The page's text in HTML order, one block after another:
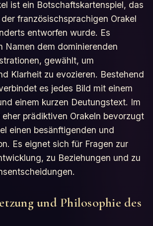
ist ein Botschaftskartenspiel, das
französischsprachigen Orakel
entworfen wurde. Es
Namen dem dominierenden
gewählt, um
Klarheit zu evozieren. Bestehend
es jedes Bild mit einem
einem kurzen Deutungstext. Im
prädiktiven Orakeln bevorzugt
einen besänftigenden und
Es eignet sich für Fragen zur
zu Beziehungen und zu
und Philosophie des